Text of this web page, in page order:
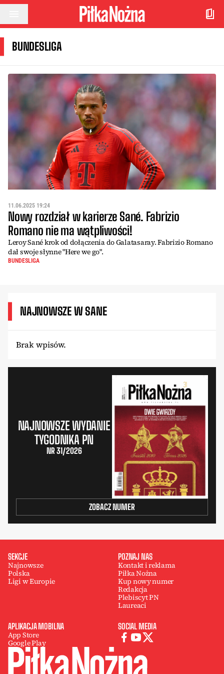
Przejdź do treści
BUNDESLIGA
11.06.2025 19:24
Nowy rozdział w karierze Sané. Fabrizio
Romano nie ma wątpliwości!
Leroy Sané krok od dołączenia do Galatasaray. Fabrizio Romano
dał swoje słynne "Here we go".
BUNDESLIGA
NAJNOWSZE W SANE
Brak wpisów.
NAJNOWSZE WYDANIE
TYGODNIKA PN
NR 31/2026
ZOBACZ NUMER
SEKCJE
Najnowsze
Polska
Ligi w Europie
POZNAJ NAS
Kontakt i reklama
Piłka Nożna
Kup nowy numer
Redakcja
Plebiscyt PN
Laureaci
APLIKACJA MOBILNA
App Store
Google Play
SOCIAL MEDIA